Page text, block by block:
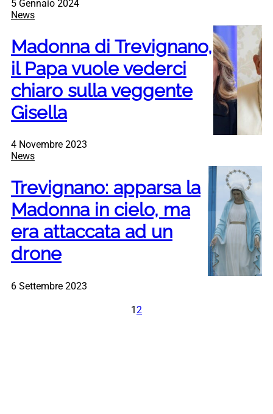
5 Gennaio 2024
News
Madonna di Trevignano,
il Papa vuole vederci
chiaro sulla veggente
Gisella
4 Novembre 2023
News
Trevignano: apparsa la
Madonna in cielo, ma
era attaccata ad un
drone
6 Settembre 2023
1 2